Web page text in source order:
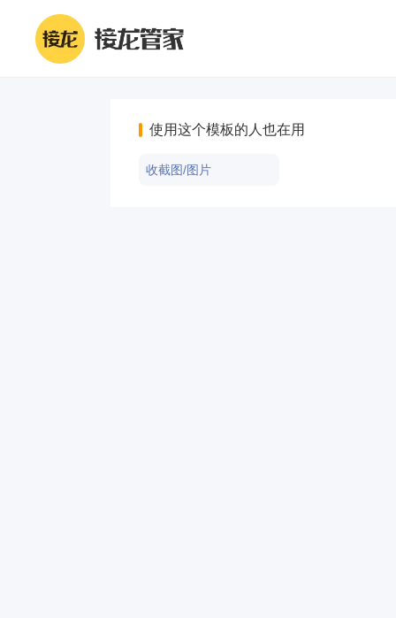
使用这个模板的人也在用
收截图/图片